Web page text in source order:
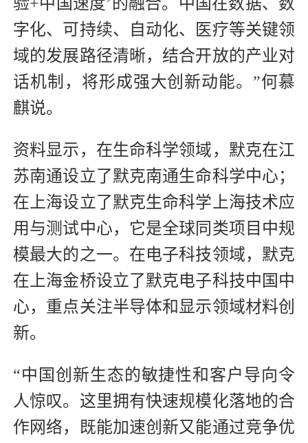
字化、可持续、自动化、医疗等关键领
域的发展路径清晰，结合开放的产业对
话机制，将形成强大创新动能。”何慕
麒说。
资料显示，在生命科学领域，默克在江
苏南通设立了默克南通生命科学中心；
在上海设立了默克生命科学上海技术应
用与测试中心，它是全球同类项目中规
模最大的之一。在电子科技领域，默克
在上海金桥设立了默克电子科技中国中
心，重点关注半导体和显示领域材料创
新。
“中国创新生态的敏捷性和客户导向令
人惊叹。这里拥有快速规模化落地的合
作网络，既能加速创新又能通过竞争优